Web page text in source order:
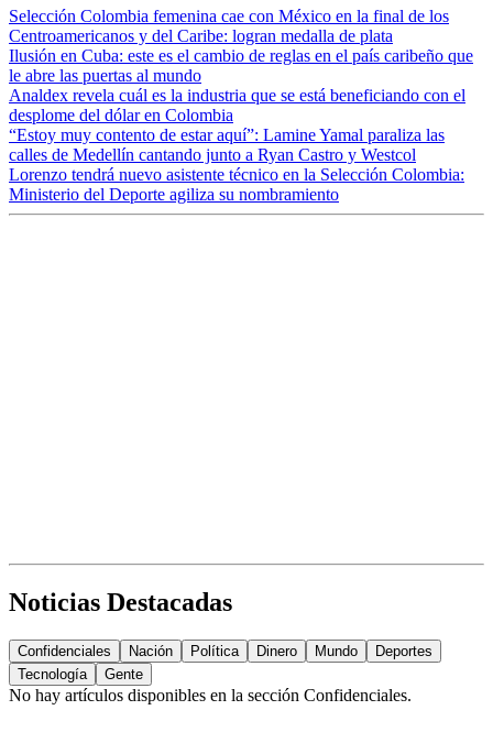
Selección Colombia femenina cae con México en la final de los
Centroamericanos y del Caribe: logran medalla de plata
Ilusión en Cuba: este es el cambio de reglas en el país caribeño que
le abre las puertas al mundo
Analdex revela cuál es la industria que se está beneficiando con el
desplome del dólar en Colombia
“Estoy muy contento de estar aquí”: Lamine Yamal paraliza las
calles de Medellín cantando junto a Ryan Castro y Westcol
Lorenzo tendrá nuevo asistente técnico en la Selección Colombia:
Ministerio del Deporte agiliza su nombramiento
Noticias Destacadas
Confidenciales Nación Política Dinero Mundo
Deportes
Tecnología
Gente
No hay artículos disponibles en la sección Confidenciales.